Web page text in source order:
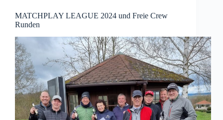
MATCHPLAY LEAGUE 2024 und Freie Crew
Runden